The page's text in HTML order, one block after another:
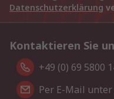
Datenschutzerklärung
Kontaktieren Sie
+49 (0) 69 5800
Per E-Mail